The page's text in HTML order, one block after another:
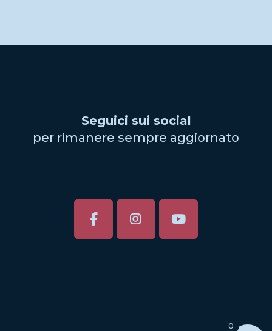
Seguici sui social
per rimanere sempre aggiornato
0